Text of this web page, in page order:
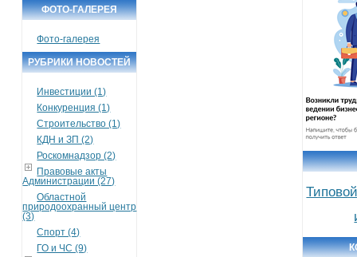
ФОТО-ГАЛЕРЕЯ
Фото-галерея
РУБРИКИ НОВОСТЕЙ
Инвестиции (1)
Конкуренция (1)
Строительство (1)
КДН и ЗП (2)
Роскомнадзор (2)
Правовые акты
Администрации (27)
Областной
природоохранный центр
(3)
Спорт (4)
ГО и ЧС (9)